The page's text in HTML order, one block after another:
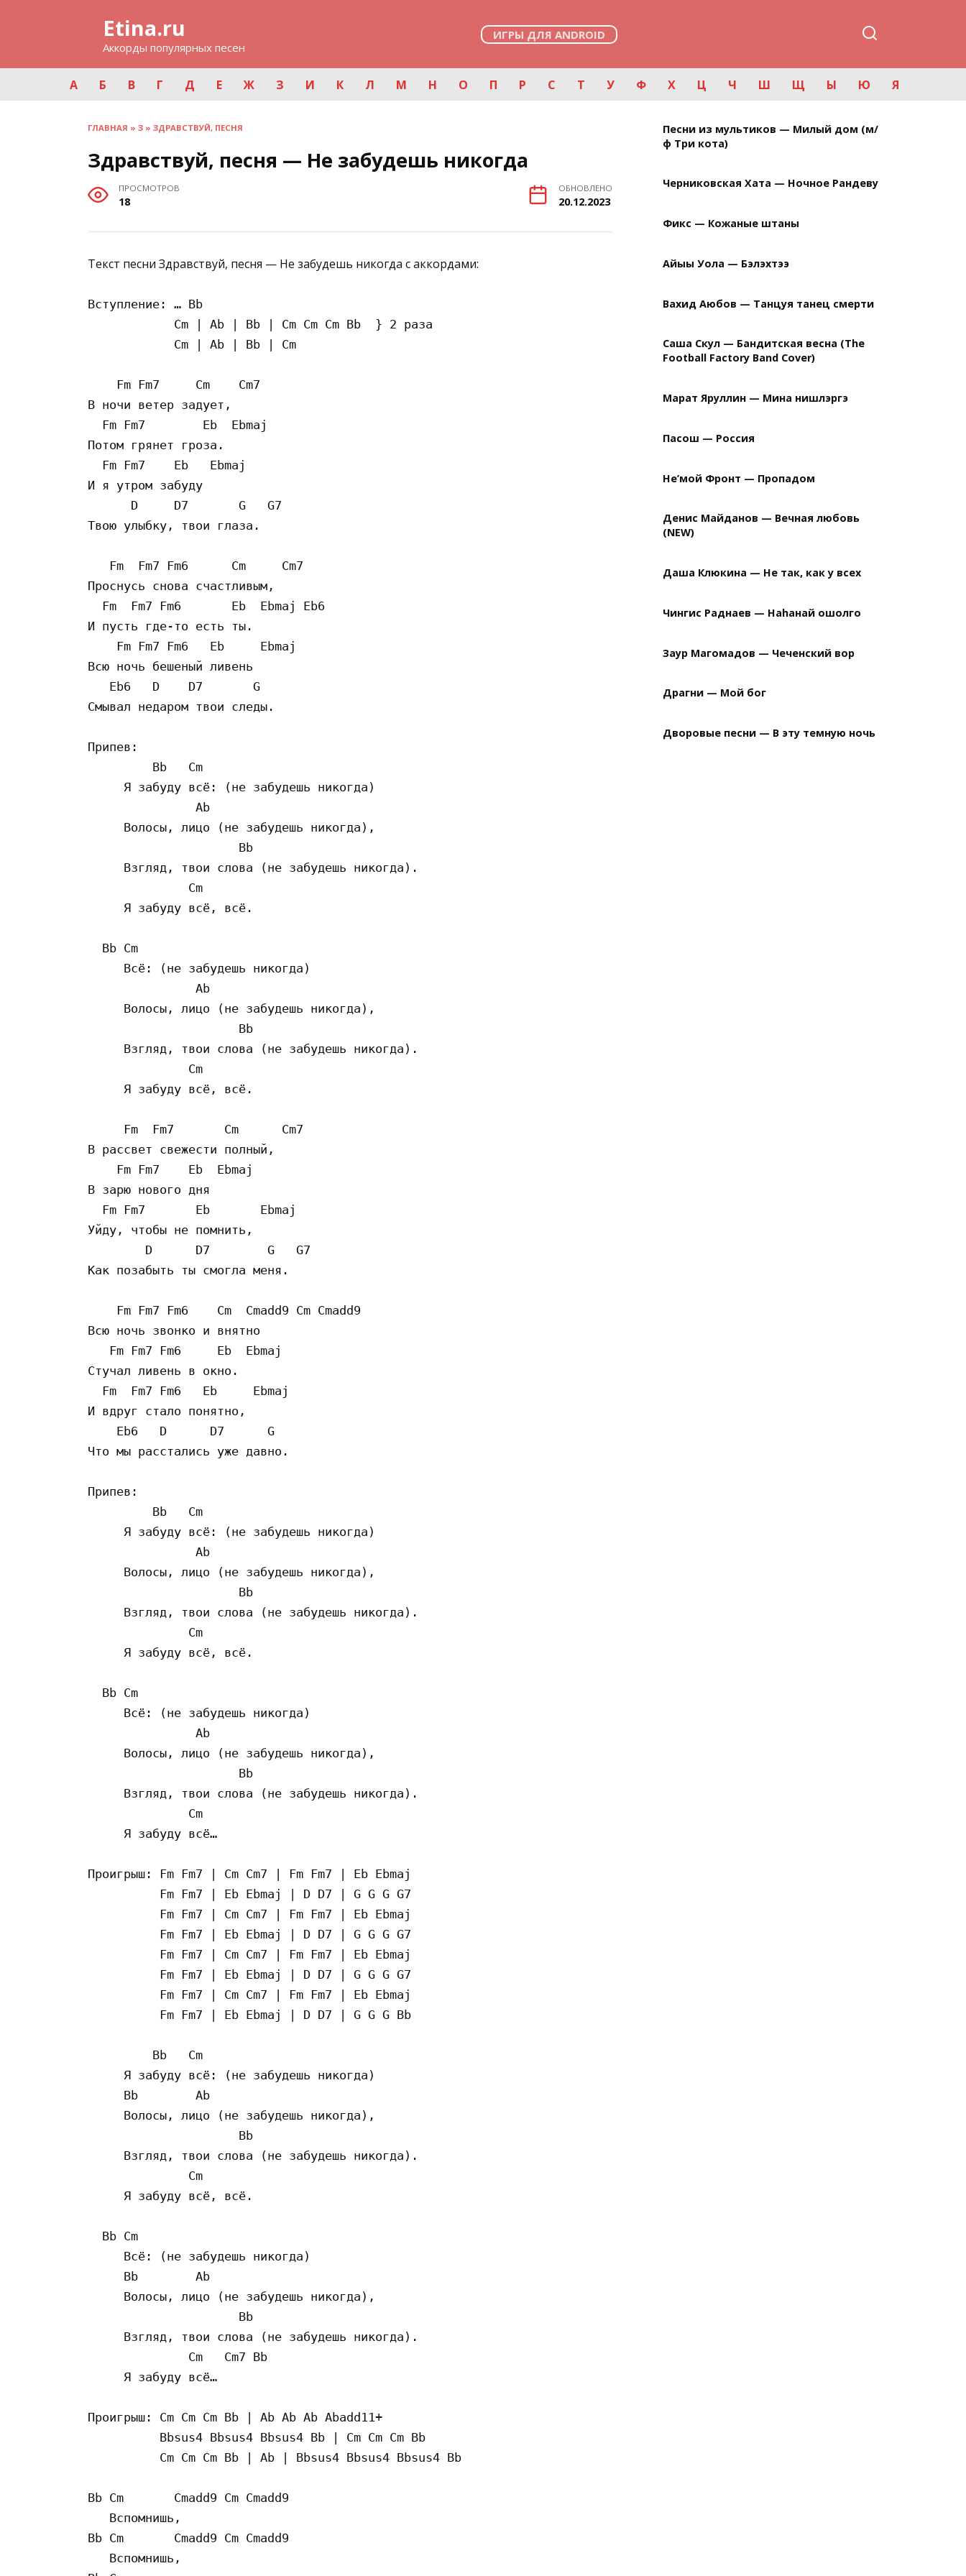
Etina.ru
Аккорды популярных песен
ИГРЫ ДЛЯ ANDROID
А Б В Г Д Е Ж З И К Л М Н О П Р С Т У Ф Х Ц Ч Ш Щ Ы Ю Я
ГЛАВНАЯ » З » ЗДРАВСТВУЙ, ПЕСНЯ
Здравствуй, песня — Не забудешь никогда
ПРОСМОТРОВ
18
ОБНОВЛЕНО
20.12.2023
Текст песни Здравствуй, песня — Не забудешь никогда с аккордами:
Вступление: … Bb
            Cm | Ab | Bb | Cm Cm Cm Bb  } 2 раза
            Cm | Ab | Bb | Cm
    Fm Fm7     Cm    Cm7
В ночи ветер задует,
  Fm Fm7        Eb  Ebmaj
Потом грянет гроза.
  Fm Fm7    Eb   Ebmaj
И я утром забуду
      D     D7       G   G7
Твою улыбку, твои глаза.
   Fm  Fm7 Fm6      Cm     Cm7
Проснусь снова счастливым,
  Fm  Fm7 Fm6       Eb  Ebmaj Eb6
И пусть где-то есть ты.
    Fm Fm7 Fm6   Eb     Ebmaj
Всю ночь бешеный ливень
   Eb6   D    D7       G
Смывал недаром твои следы.
Припев:
         Bb   Cm
     Я забуду всё: (не забудешь никогда)
               Ab
     Волосы, лицо (не забудешь никогда),
                     Bb
     Взгляд, твои слова (не забудешь никогда).
              Cm
     Я забуду всё, всё.
  Bb Cm
     Всё: (не забудешь никогда)
               Ab
     Волосы, лицо (не забудешь никогда),
                     Bb
     Взгляд, твои слова (не забудешь никогда).
              Cm
     Я забуду всё, всё.
     Fm  Fm7       Cm      Cm7
В рассвет свежести полный,
    Fm Fm7    Eb  Ebmaj
В зарю нового дня
  Fm Fm7       Eb       Ebmaj
Уйду, чтобы не помнить,
        D      D7        G   G7
Как позабыть ты смогла меня.
    Fm Fm7 Fm6    Cm  Cmadd9 Cm Cmadd9
Всю ночь звонко и внятно
   Fm Fm7 Fm6     Eb  Ebmaj
Стучал ливень в окно.
  Fm  Fm7 Fm6   Eb     Ebmaj
И вдруг стало понятно,
    Eb6   D      D7      G
Что мы расстались уже давно.
Припев:
         Bb   Cm
     Я забуду всё: (не забудешь никогда)
               Ab
     Волосы, лицо (не забудешь никогда),
                     Bb
     Взгляд, твои слова (не забудешь никогда).
              Cm
     Я забуду всё, всё.
  Bb Cm
     Всё: (не забудешь никогда)
               Ab
     Волосы, лицо (не забудешь никогда),
                     Bb
     Взгляд, твои слова (не забудешь никогда).
              Cm
     Я забуду всё…
Проигрыш: Fm Fm7 | Cm Cm7 | Fm Fm7 | Eb Ebmaj
          Fm Fm7 | Eb Ebmaj | D D7 | G G G G7
          Fm Fm7 | Cm Cm7 | Fm Fm7 | Eb Ebmaj
          Fm Fm7 | Eb Ebmaj | D D7 | G G G G7
          Fm Fm7 | Cm Cm7 | Fm Fm7 | Eb Ebmaj
          Fm Fm7 | Eb Ebmaj | D D7 | G G G G7
          Fm Fm7 | Cm Cm7 | Fm Fm7 | Eb Ebmaj
          Fm Fm7 | Eb Ebmaj | D D7 | G G G Bb
         Bb   Cm
     Я забуду всё: (не забудешь никогда)
     Bb        Ab
     Волосы, лицо (не забудешь никогда),
                     Bb
     Взгляд, твои слова (не забудешь никогда).
              Cm
     Я забуду всё, всё.
  Bb Cm
     Всё: (не забудешь никогда)
     Bb        Ab
     Волосы, лицо (не забудешь никогда),
                     Bb
     Взгляд, твои слова (не забудешь никогда).
              Cm   Cm7 Bb
     Я забуду всё…
Проигрыш: Cm Cm Cm Bb | Ab Ab Ab Abadd11+
          Bbsus4 Bbsus4 Bbsus4 Bb | Cm Cm Cm Bb
          Cm Cm Cm Bb | Ab | Bbsus4 Bbsus4 Bbsus4 Bb
Bb Cm       Cmadd9 Cm Cmadd9
   Вспомнишь,
Bb Cm       Cmadd9 Cm Cmadd9
   Вспомнишь,
Песни из мультиков — Милый дом (м/
ф Три кота)
Черниковская Хата — Ночное Рандеву
Фикс — Кожаные штаны
Айыы Уола — Бэлэхтээ
Вахид Аюбов — Танцуя танец смерти
Саша Скул — Бандитская весна (The
Football Factory Band Cover)
Марат Яруллин — Мина нишлэргэ
Пасош — Россия
Не’мой Фронт — Пропадом
Денис Майданов — Вечная любовь
(NEW)
Даша Клюкина — Не так, как у всех
Чингис Раднаев — Наhанай ошолго
Заур Магомадов — Чеченский вор
Драгни — Мой бог
Дворовые песни — В эту темную ночь